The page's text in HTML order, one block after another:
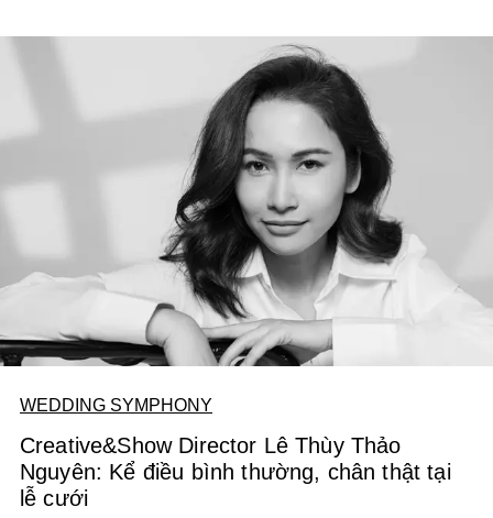
WEDDING SYMPHONY
Creative&Show Director Lê Thùy Thảo
Nguyên: Kể điều bình thường, chân thật tại
lễ cưới